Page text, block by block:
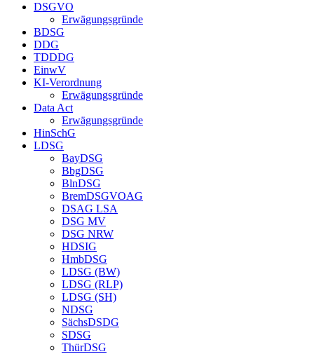
DSGVO
Erwägungsgründe
BDSG
DDG
TDDDG
EinwV
KI-Verordnung
Erwägungsgründe
Data Act
Erwägungsgründe
HinSchG
LDSG
BayDSG
BbgDSG
BlnDSG
BremDSGVOAG
DSAG LSA
DSG MV
DSG NRW
HDSIG
HmbDSG
LDSG (BW)
LDSG (RLP)
LDSG (SH)
NDSG
SächsDSDG
SDSG
ThürDSG